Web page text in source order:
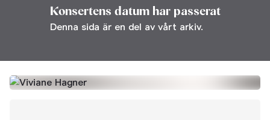
Konsertens datum har passerat
Denna sida är en del av vårt arkiv.